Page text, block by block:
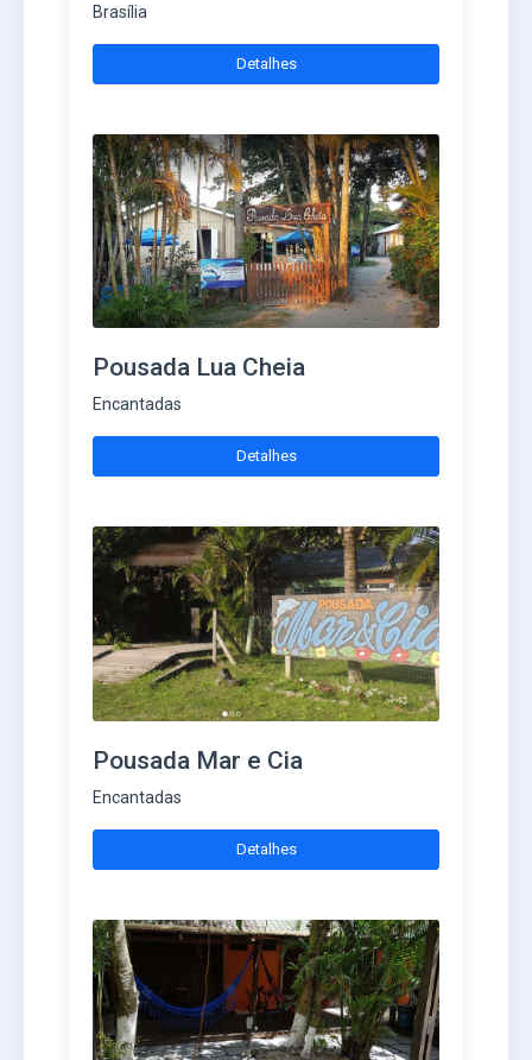
Brasília
Detalhes
Pousada Lua Cheia
Encantadas
Detalhes
Pousada Mar e Cia
Encantadas
Detalhes